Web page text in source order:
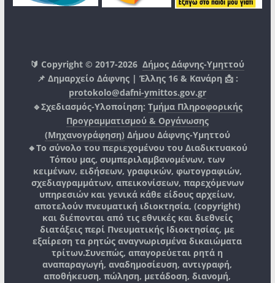
🔰 Copyright © 2017-2026Δήμος Δάφνης-Υμηττού
📌 Δημαρχείο Δάφνης | Έλλης 16 & Κανάρη 📩 :
protokolo@dafni-ymittos.gov.gr
🔹Σχεδιασμός-Υλοποίηση: Τμήμα Πληροφορικής
Προγραμματισμού & Οργάνωσης
(Μηχανογράφηση) Δήμου Δάφνης-Υμηττού
🔸Το σύνολο του περιεχομένου του Διαδικτυακού
Τόπου μας, συμπεριλαμβανομένων, των
κειμένων, ειδήσεων, γραφικών, φωτογραφιών,
σχεδιαγραμμάτων, απεικονίσεων, παρεχόμενων
υπηρεσιών και γενικά κάθε είδους αρχείων,
αποτελούν πνευματική ιδιοκτησία, (copyright)
και διέπονται από τις εθνικές και διεθνείς
διατάξεις περί Πνευματικής Ιδιοκτησίας, με
εξαίρεση τα ρητώς αναγνωρισμένα δικαιώματα
τρίτων.Συνεπώς, απαγορεύεται ρητά η
αναπαραγωγή, αναδημοσίευση, αντιγραφή,
αποθήκευση, πώληση, μετάδοση, διανομή,